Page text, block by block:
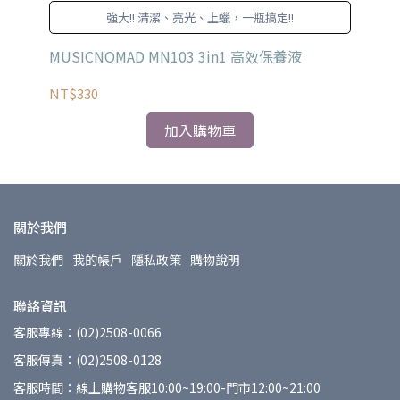
強大!! 清潔、亮光、上蠟，一瓶搞定!!
MUSICNOMAD MN103 3in1 高效保養液
NT$330
加入購物車
關於我們
關於我們 我的帳戶 隱私政策 購物說明
聯絡資訊
客服專線：(02)2508-0066
客服傳真：(02)2508-0128
客服時間：線上購物客服10:00~19:00-門市12:00~21:00